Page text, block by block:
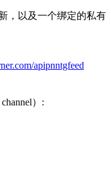
，以及一个绑定的私有
apipnntgfeed
）: